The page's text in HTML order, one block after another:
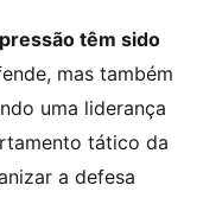
têm sido
mas também
uma liderança
tático da
a defesa